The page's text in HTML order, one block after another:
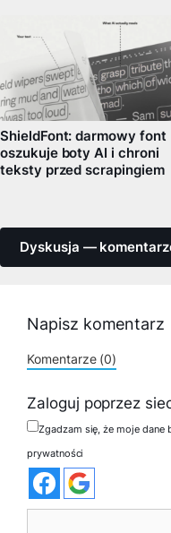
ShieldFont: darmowy font
oszukuje boty AI i chroni
teksty przed scrapingiem
Dyskusja —
Napisz komentarz
Komentarze (0)
Zaloguj poprzez
Zgadzam się, że moje
prywatności